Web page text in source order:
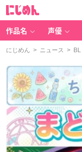
作品名 声優
にじめん > ニュース > BL